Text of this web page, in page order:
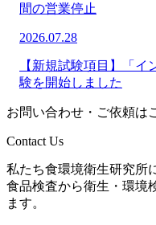
間の営業停止
2026.07.28
【新規試験項目】「
験を開始しました
お問い合わせ・ご依頼は
Contact Us
私たち食環境衛生研究所
食品検査から衛生・環境
ます。